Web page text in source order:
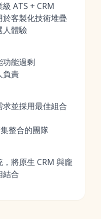
ATS + CRM
於客製化技術堆疊
人體驗
功能過剩
負責
並採用最佳組合
整合的團隊
將原生 CRM 與龐
結合